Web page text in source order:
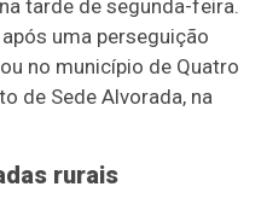
tarde de segunda-feira.
uma perseguição
no município de Quatro
de Sede Alvorada, na
rurais